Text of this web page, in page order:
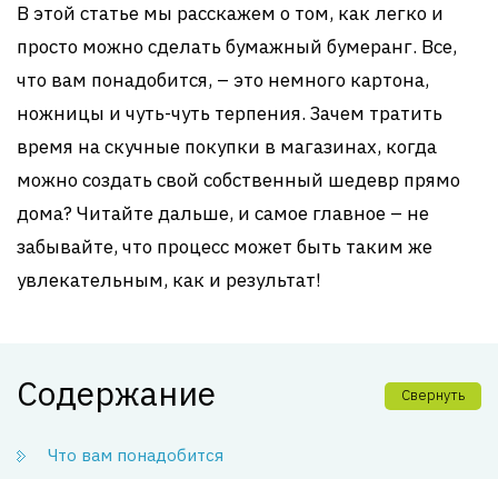
В этой статье мы расскажем о том, как легко и
просто можно сделать бумажный бумеранг. Все,
что вам понадобится, – это немного картона,
ножницы и чуть-чуть терпения. Зачем тратить
время на скучные покупки в магазинах, когда
можно создать свой собственный шедевр прямо
дома? Читайте дальше, и самое главное – не
забывайте, что процесс может быть таким же
увлекательным, как и результат!
Содержание Свернуть
Что вам понадобится